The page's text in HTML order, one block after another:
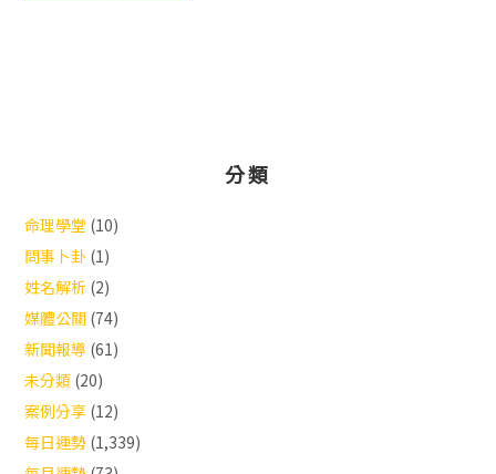
分類
命理學堂 (10)
問事卜卦 (1)
姓名解析 (2)
媒體公關 (74)
新聞報導 (61)
未分類 (20)
案例分享 (12)
每日運勢 (1,339)